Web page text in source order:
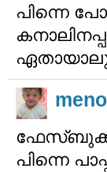
പിന്നെ
പിന്നെ